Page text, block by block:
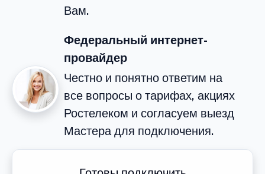
Вам.
Федеральный интернет-
провайдер
Честно и понятно ответим на
все вопросы о тарифах, акциях
Ростелеком и согласуем выезд
Мастера для подключения.